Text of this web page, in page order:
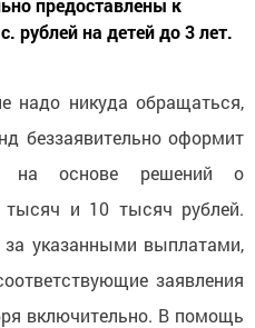
рублей на детей до 3 лет.
надо никуда обращаться,
беззаявительно оформит
на основе решений о
тысяч и 10 тысяч рублей.
указанными выплатами,
заявления
включительно. В помощь